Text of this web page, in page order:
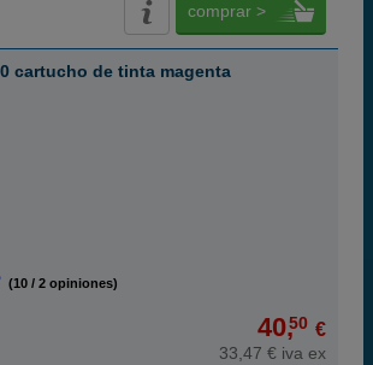
comprar >
cartucho de tinta magenta
(10 / 2 opiniones)
40,50 €
33,47 € iva ex